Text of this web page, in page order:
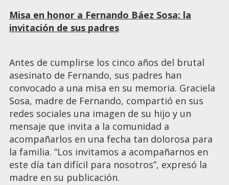
Misa en honor a Fernando Báez Sosa: la
invitación de sus padres
Antes de cumplirse los cinco años del brutal
asesinato de Fernando, sus padres han
convocado a una misa en su memoria. Graciela
Sosa, madre de Fernando, compartió en sus
redes sociales una imagen de su hijo y un
mensaje que invita a la comunidad a
acompañarlos en una fecha tan dolorosa para
la familia. “Los invitamos a acompañarnos en
este día tan difícil para nosotros”, expresó la
madre en su publicación.